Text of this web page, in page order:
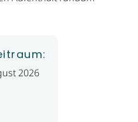
2026